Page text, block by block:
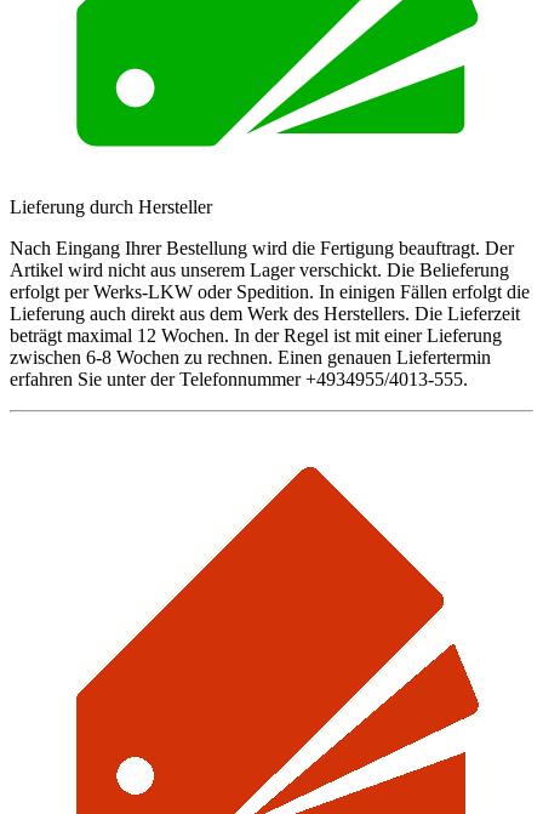
Lieferung durch Hersteller
Nach Eingang Ihrer Bestellung wird die Fertigung beauftragt. Der
Artikel wird nicht aus unserem Lager verschickt. Die Belieferung
erfolgt per Werks-LKW oder Spedition. In einigen Fällen erfolgt die
Lieferung auch direkt aus dem Werk des Herstellers. Die Lieferzeit
beträgt maximal 12 Wochen. In der Regel ist mit einer Lieferung
zwischen 6-8 Wochen zu rechnen. Einen genauen Liefertermin
erfahren Sie unter der Telefonnummer +4934955/4013-555.